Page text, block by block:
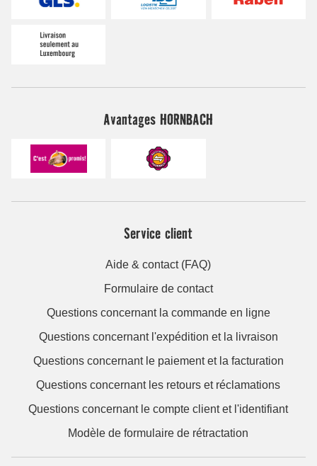
Avantages HORNBACH
Service client
Aide & contact (FAQ)
Formulaire de contact
Questions concernant la commande en ligne
Questions concernant l'expédition et la livraison
Questions concernant le paiement et la facturation
Questions concernant les retours et réclamations
Questions concernant le compte client et l'identifiant
Modèle de formulaire de rétractation